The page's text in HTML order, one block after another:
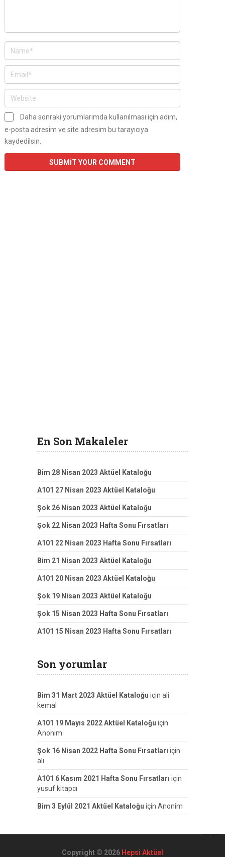
Daha sonraki yorumlarımda kullanılması için adım,
e-posta adresim ve site adresim bu tarayıcıya
kaydedilsin.
En Son Makaleler
Bim 28 Nisan 2023 Aktüel Kataloğu
A101 27 Nisan 2023 Aktüel Kataloğu
Şok 26 Nisan 2023 Aktüel Kataloğu
Şok 22 Nisan 2023 Hafta Sonu Fırsatları
A101 22 Nisan 2023 Hafta Sonu Fırsatları
Bim 21 Nisan 2023 Aktüel Kataloğu
A101 20 Nisan 2023 Aktüel Kataloğu
Şok 19 Nisan 2023 Aktüel Kataloğu
Şok 15 Nisan 2023 Hafta Sonu Fırsatları
A101 15 Nisan 2023 Hafta Sonu Fırsatları
Son yorumlar
Bim 31 Mart 2023 Aktüel Kataloğu için ali
kemal
A101 19 Mayıs 2022 Aktüel Kataloğu için
Anonim
Şok 16 Nisan 2022 Hafta Sonu Fırsatları için
ali
A101 6 Kasım 2021 Hafta Sonu Fırsatları için
yusuf kitapcı
Bim 3 Eylül 2021 Aktüel Kataloğu için Anonim
Copyright © 2026 Hepsi Aktüel